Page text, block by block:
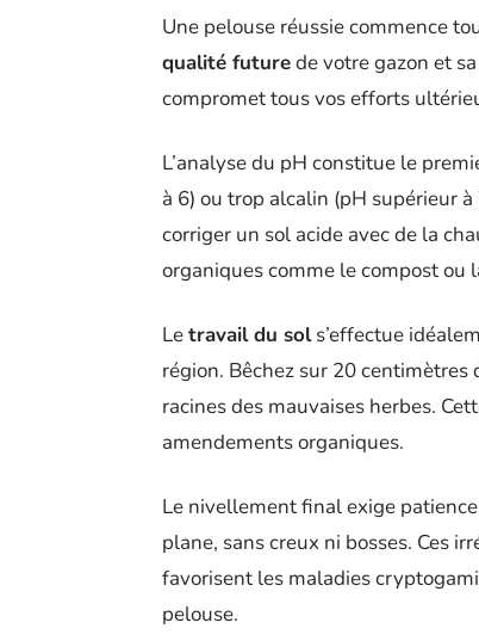
Une pelouse réussie commence
qualité futurede votre gazon et
compromet tous vos efforts
L’analyse du pH constitue le
à 6) ou trop alcalin (pH supérieur
corriger un sol acide avec de la
organiques comme le compost ou
Letravail du sols’effectue
région. Bêchez sur 20
racines des mauvaises herbes.
amendements organiques.
Le nivellement final exige
plane, sans creux ni bosses. Ces
favorisent les maladies
pelouse.